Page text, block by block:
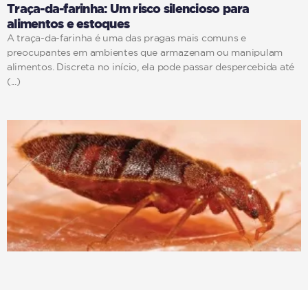
Traça-da-farinha: Um risco silencioso para
alimentos e estoques
A traça-da-farinha é uma das pragas mais comuns e
preocupantes em ambientes que armazenam ou manipulam
alimentos. Discreta no início, ela pode passar despercebida até